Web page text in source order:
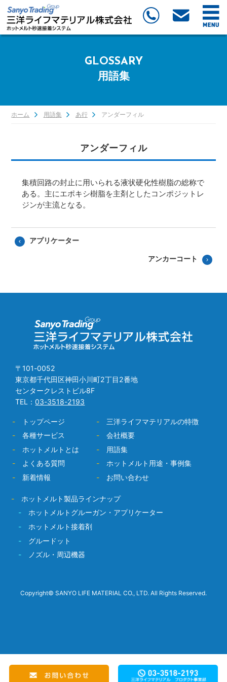
GLOSSARY
用語集
ホーム 用語集 あ行 アンダーフィル
アンダーフィル
集積回路の封止に用いられる液状硬化性樹脂の総称で
ある。主にエポキシ樹脂を主剤としたコンポジットレ
ジンが主流となる。
アプリケーター
アンカーコート
〒101-0052
東京都千代田区神田小川町2丁目2番地
センタークレストビル8F
TEL：03-3518-2193
- トップページ -
三洋ライフマテリアルの特徴
-
各種サービス -
会社概要
-
ホットメルトとは -
用語集
-
よくある質問 -
ホットメルト用途・事例集
-
新着情報 - お問い合わせ
-
ホットメルト製品ラインナップ
-
ホットメルトグルーガン・アプリケーター
-
ホットメルト接着剤
-
グルードット
-
ノズル・周辺機器
Copyright© SANYO LIFE MATERIAL CO., LTD. All Rights Reserved.